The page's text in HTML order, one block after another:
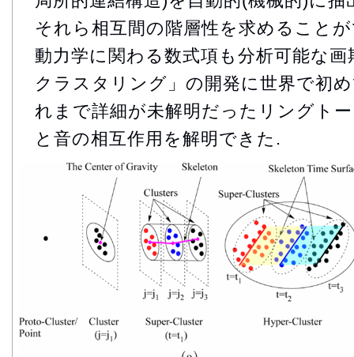
それら相互間の階層性を求めること
動力学に関わる数式項も分析可能な画
クラスタリング」の開発に世界で初
れまで詳細が未解明だったリングト
と音の相互作用を解明できた.